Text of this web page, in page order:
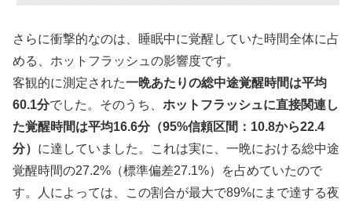
さらに衝撃的なのは、睡眠中に覚醒していた時間全体に占
める、ホットフラッシュの影響度です。
客観的に測定された一晩あたりの総中途覚醒時間は平均
60.1分でした。そのうち、 ホットフラッシュに直接関連し
た覚醒時間は平均16.6分（95%信頼区間：10.8から22.4
分） に達していました。これは実に、一晩における総中途
覚醒時間の27.2%（標準偏差27.1%）を占めていたので
す。人によっては、この割合が最大で89%にまで達する夜